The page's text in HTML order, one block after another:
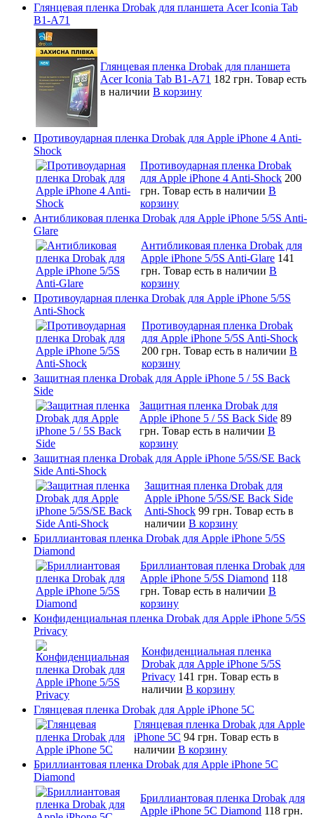
Глянцевая пленка Drobak для планшета Acer Iconia Tab
B1-A71
Глянцевая пленка Drobak для планшета
Acer Iconia Tab B1-A71 182 грн. Товар есть
в наличии В корзину
Противоударная пленка Drobak для Apple iPhone 4 Anti-
Shock
Противоударная пленка Drobak
для Apple iPhone 4 Anti-Shock 200
грн. Товар есть в наличии В
корзину
Антибликовая пленка Drobak для Apple iPhone 5/5S Anti-
Glare
Антибликовая пленка Drobak для
Apple iPhone 5/5S Anti-Glare 141
грн. Товар есть в наличии В
корзину
Противоударная пленка Drobak для Apple iPhone 5/5S
Anti-Shock
Противоударная пленка Drobak
для Apple iPhone 5/5S Anti-Shock
200 грн. Товар есть в наличии В
корзину
Защитная пленка Drobak для Apple iPhone 5 / 5S Back
Side
Защитная пленка Drobak для
Apple iPhone 5 / 5S Back Side 89
грн. Товар есть в наличии В
корзину
Защитная пленка Drobak для Apple iPhone 5/5S/SE Back
Side Anti-Shock
Защитная пленка Drobak для
Apple iPhone 5/5S/SE Back Side
Anti-Shock 99 грн. Товар есть в
наличии В корзину
Бриллиантовая пленка Drobak для Apple iPhone 5/5S
Diamond
Бриллиантовая пленка Drobak для
Apple iPhone 5/5S Diamond 118
грн. Товар есть в наличии В
корзину
Конфиденциальная пленка Drobak для Apple iPhone 5/5S
Privacy
Конфиденциальная пленка
Drobak для Apple iPhone 5/5S
Privacy 141 грн. Товар есть в
наличии В корзину
Глянцевая пленка Drobak для Apple iPhone 5C
Глянцевая пленка Drobak для Apple
iPhone 5C 94 грн. Товар есть в
наличии В корзину
Бриллиантовая пленка Drobak для Apple iPhone 5C
Diamond
Бриллиантовая пленка Drobak для
Apple iPhone 5C Diamond 118 грн.